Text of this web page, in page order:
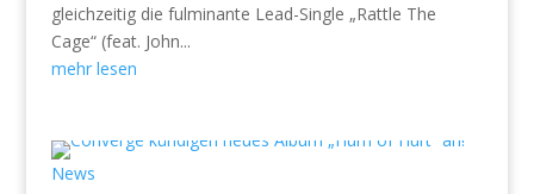
gleichzeitig die fulminante Lead-Single „Rattle The
Cage“ (feat. John...
mehr lesen
News